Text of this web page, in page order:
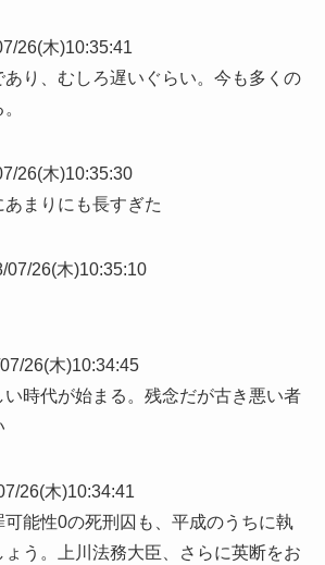
26(木)10:35:41
り、むしろ遅いぐらい。今も多くの
26(木)10:35:30
まりにも長すぎた
07/26(木)10:35:10
26(木)10:34:45
時代が始まる。残念だが古き悪い者
26(木)10:34:41
可能性0の死刑囚も、平成のうちに執
う。上川法務大臣、さらに英断をお